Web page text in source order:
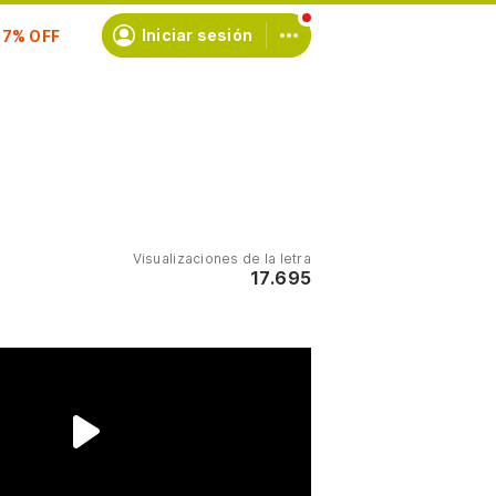
Iniciar sesión
Visualizaciones de la letra
17.695